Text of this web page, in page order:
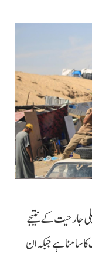
جارحیت کے نتیجے
سامنا ہے جبکہ ان